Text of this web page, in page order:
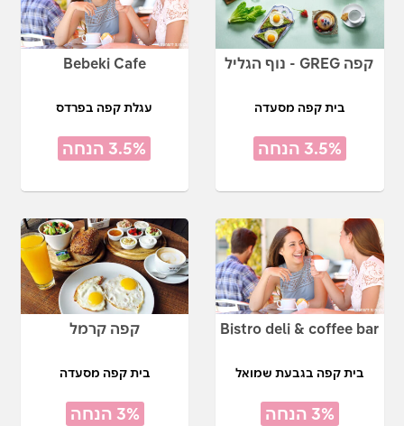
קפה GREG - נוף הגליל
בית קפה מסעדה
3.5% הנחה
Bebeki Cafe
עגלת קפה בפרדס
3.5% הנחה
Bistro deli & coffee bar
בית קפה בגבעת שמואל
3% הנחה
קפה קרמל
בית קפה מסעדה
3% הנחה